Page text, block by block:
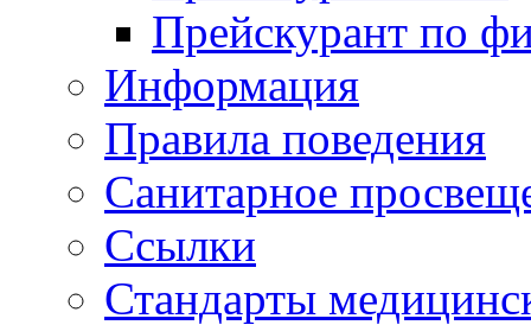
Прейскурант по
Информация
Правила поведения
Санитарное
Ссылки
Стандарты